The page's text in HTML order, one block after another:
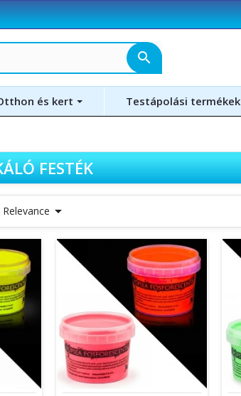
search
és kert Testápolási termékek
FESTÉK
Relevance 